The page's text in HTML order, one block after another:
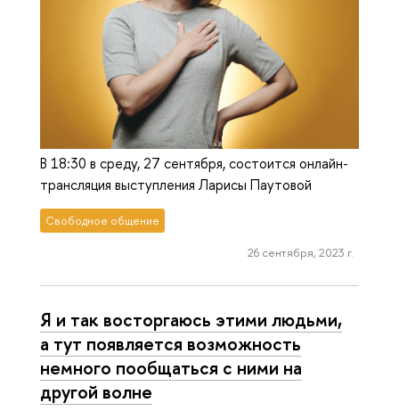
В 18:30 в среду, 27 сентября, состоится онлайн-
трансляция выступления Ларисы Паутовой
Свободное общение
26 сентября, 2023 г.
Я и так восторгаюсь этими людьми,
а тут появляется возможность
немного пообщаться с ними на
другой волне